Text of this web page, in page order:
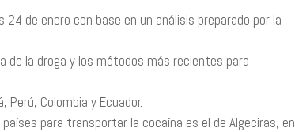
de enero con base en un análisis preparado por la
de la droga y los métodos más recientes para
Colombia y Ecuador.
para transportar la cocaína es el de Algeciras, en